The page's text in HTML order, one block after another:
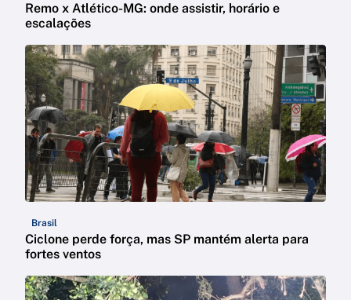
Remo x Atlético-MG: onde assistir, horário e
escalações
Brasil
Ciclone perde força, mas SP mantém alerta para
fortes ventos